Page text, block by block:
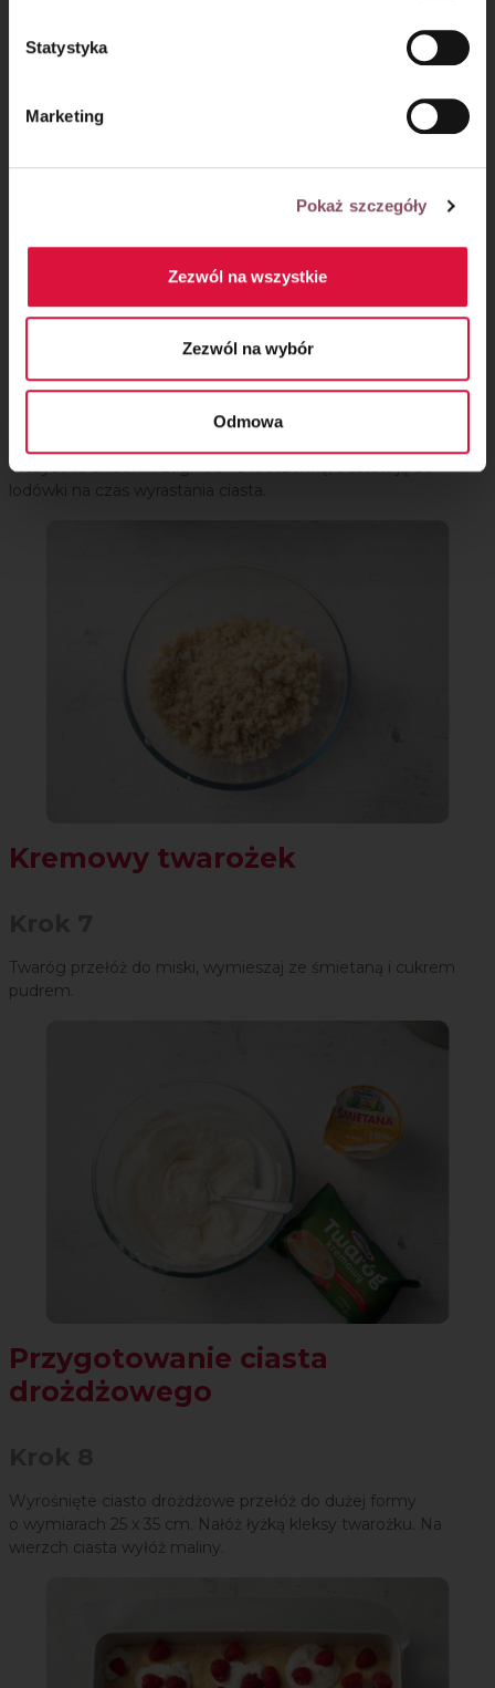
Statystyka
Marketing
Pokaż szczegóły
Zezwól na wszystkie
Zezwól na wybór
Odmowa
Mąkę przesiej do miski, wymieszaj z cukrem i cukrem
z wanilią. Dodaj pokrojone drobno zimne masło.
Wszystkie składniki zagnieć na kruszonkę, odstaw ją do
lodówki na czas wyrastania ciasta.
Kremowy twarożek
Twaróg przełóż do miski, wymieszaj ze śmietaną i cukrem
pudrem.
Przygotowanie ciasta
drożdżowego
Wyrośnięte ciasto drożdżowe przełóż do dużej formy
o wymiarach 25 x 35 cm. Nałóż łyżką kleksy twarożku. Na
wierzch ciasta wyłóż maliny.